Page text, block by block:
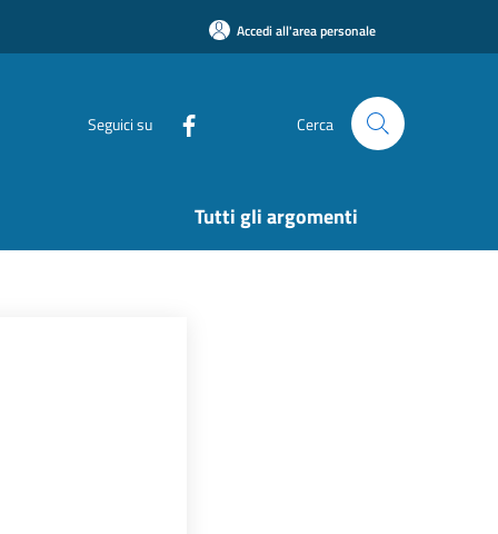
Accedi all'area personale
Seguici su Cerca
Tutti gli argomenti